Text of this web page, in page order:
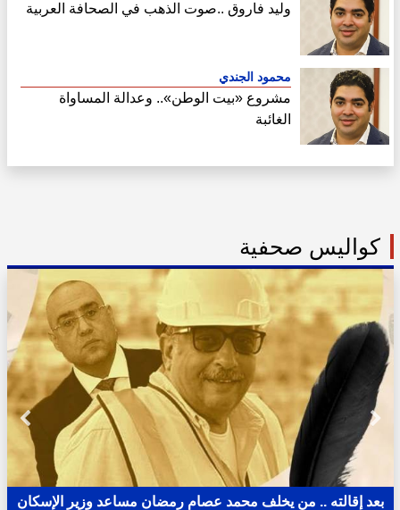
وليد فاروق ..صوت الذهب في الصحافة العربية
محمود الجندي
مشروع «بيت الوطن».. وعدالة المساواة
الغائبة
كواليس صحفية
بعد إقالته .. من يخلف محمد عصام رمضان مساعد وزير الإسكان